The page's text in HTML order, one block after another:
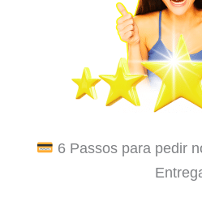
6 Passos para pedir